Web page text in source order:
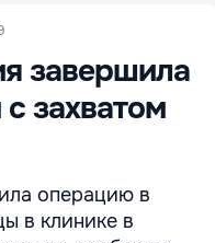
завершила
захватом
операцию в
в клинике в